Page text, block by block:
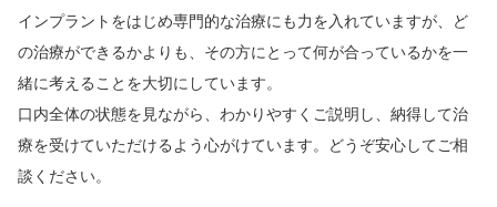
078-855-7199
受付時間9:30-12:30/14:00-19:00(日・祝日休診)
インプラントをはじめ専門的な治療にも力を入れていますが、ど
の治療ができるかよりも、その方にとって何が合っているかを一
緒に考えることを大切にしています。
口内全体の状態を見ながら、わかりやすくご説明し、納得して治
療を受けていただけるよう心がけています。どうぞ安心してご相
談ください。